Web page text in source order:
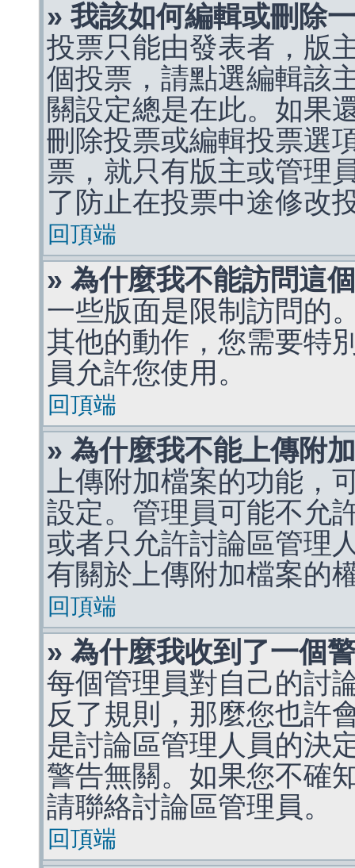
» 我該如何編輯或刪除
投票只能由發表者，版
個投票，請點選編輯該
關設定總是在此。如果
刪除投票或編輯投票選
票，就只有版主或管理
了防止在投票中途修改
回頂端
» 為什麼我不能訪問這
一些版面是限制訪問的
其他的動作，您需要特
員允許您使用。
回頂端
» 為什麼我不能上傳附
上傳附加檔案的功能，
設定。管理員可能不允
或者只允許討論區管理
有關於上傳附加檔案的
回頂端
» 為什麼我收到了一個
每個管理員對自己的討
反了規則，那麼您也許
是討論區管理人員的決
警告無關。如果您不確
請聯絡討論區管理員。
回頂端